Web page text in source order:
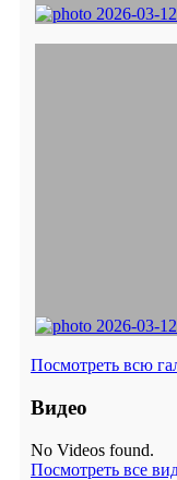
Посмотреть всю
Видео
No Videos found.
Посмотреть все